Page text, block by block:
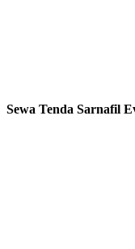
Sewa Tenda Sarnafil